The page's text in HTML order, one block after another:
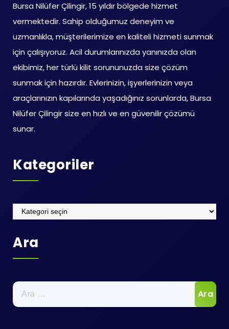
Bursa Nilüfer Çilingir, 15 yıldır bölgede hizmet
vermektedir. Sahip olduğumuz deneyim ve
uzmanlıkla, müşterilerimize en kaliteli hizmeti sunmak
için çalışıyoruz. Acil durumlarınızda yanınızda olan
ekibimiz, her türlü kilit sorununuzda size çözüm
sunmak için hazırdır. Evlerinizin, işyerlerinizin veya
araçlarınızın kapılarında yaşadığınız sorunlarda, Bursa
Nilüfer Çilingir size en hızlı ve en güvenilir çözümü
sunar.
Kategoriler
Kategoriler
Ara
Arama: